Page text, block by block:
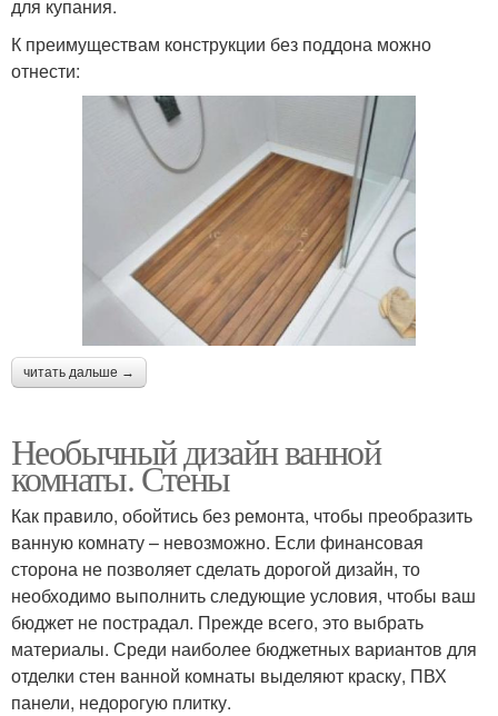
для купания.
К преимуществам конструкции без поддона можно
отнести:
читать дальше →
Необычный дизайн ванной
комнаты. Стены
Как правило, обойтись без ремонта, чтобы преобразить
ванную комнату – невозможно. Если финансовая
сторона не позволяет сделать дорогой дизайн, то
необходимо выполнить следующие условия, чтобы ваш
бюджет не пострадал. Прежде всего, это выбрать
материалы. Среди наиболее бюджетных вариантов для
отделки стен ванной комнаты выделяют краску, ПВХ
панели, недорогую плитку.